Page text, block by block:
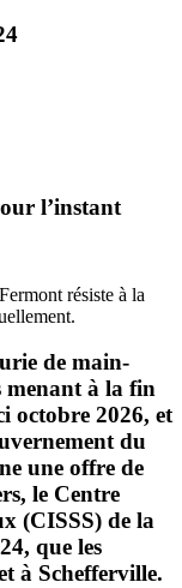
l’instant
résiste à la
de main-
menant à la fin
octobre 2026, et
du
une offre de
le Centre
(CISSS) de la
que les
à Schefferville.